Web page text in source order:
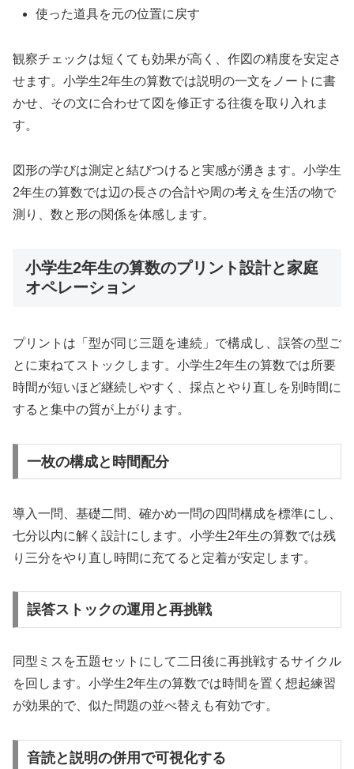
使った道具を元の位置に戻す
観察チェックは短くても効果が高く、作図の精度を安定さ
せます。小学生2年生の算数では説明の一文をノートに書
かせ、その文に合わせて図を修正する往復を取り入れま
す。
図形の学びは測定と結びつけると実感が湧きます。小学生
2年生の算数では辺の長さの合計や周の考えを生活の物で
測り、数と形の関係を体感します。
小学生2年生の算数のプリント設計と家庭
オペレーション
プリントは「型が同じ三題を連続」で構成し、誤答の型ご
とに束ねてストックします。小学生2年生の算数では所要
時間が短いほど継続しやすく、採点とやり直しを別時間に
すると集中の質が上がります。
一枚の構成と時間配分
導入一問、基礎二問、確かめ一問の四問構成を標準にし、
七分以内に解く設計にします。小学生2年生の算数では残
り三分をやり直し時間に充てると定着が安定します。
誤答ストックの運用と再挑戦
同型ミスを五題セットにして二日後に再挑戦するサイクル
を回します。小学生2年生の算数では時間を置く想起練習
が効果的で、似た問題の並べ替えも有効です。
音読と説明の併用で可視化する